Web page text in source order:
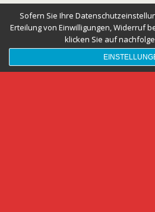
Sofern Sie Ihre
Erteilung von Einwilligungen, Widerruf
klicken Sie auf